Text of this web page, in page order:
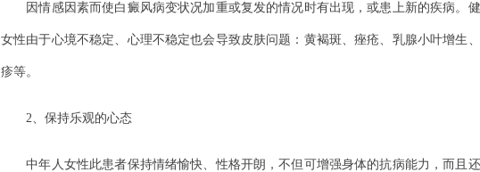
因情感因素而使白癜风病变状况加重或复发的情况时有出现，或患上新的疾病。
女性由于心境不稳定、心理不稳定也会导致皮肤问题：黄褐斑、痤疮、乳腺小叶增生
疹等。
2、保持乐观的心态
中年人女性此患者保持情绪愉快、性格开朗，不但可增强身体的抗病能力，而且